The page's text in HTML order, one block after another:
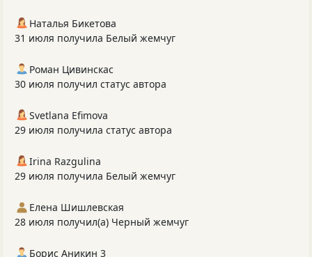
Наталья Бикетова
31 июля получила Белый жемчуг
Роман Цивинскас
30 июля получил статус автора
Svetlana Efimova
29 июля получила статус автора
Irina Razgulina
29 июля получила Белый жемчуг
Елена Шишлевская
28 июля получил(а) Черный жемчуг
Борис Аникин 3